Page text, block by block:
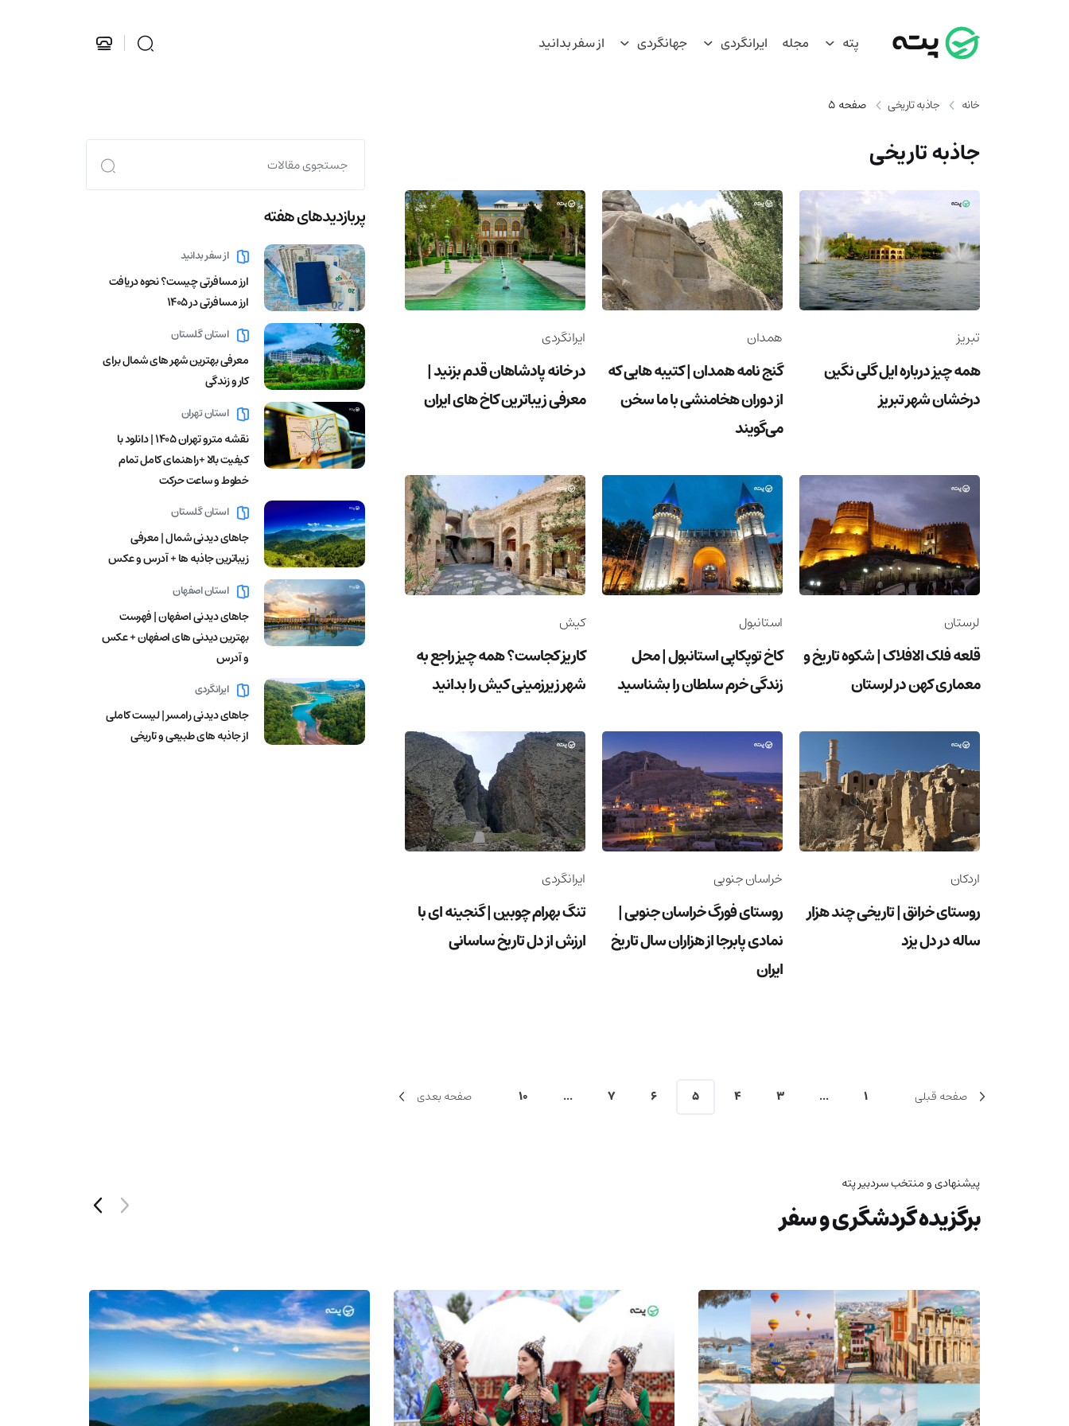
پته مجله ایرانگردی جهانگردی از سفر بدانید
خانه جاذبه تاریخی صفحه 5
جاذبه تاریخی
تبریز
همه چیز درباره ایل گلی نگین
درخشان شهر تبریز
همدان
گنج نامه همدان | کتیبه هایی که
از دوران هخامنشی با ما سخن
می‌گویند
ایرانگردی
در خانه پادشاهان قدم بزنید |
معرفی زیباترین کاخ های ایران
لرستان
قلعه فلک الافلاک | شکوه تاریخ و
معماری کهن در لرستان
استانبول
کاخ توپکاپی استانبول | محل
زندگی خرم سلطان را بشناسید
کیش
کاریز کجاست؟ همه چیز راجع به
شهر زیرزمینی کیش را بدانید
اردکان
روستای خرانق | تاریخی چند هزار
ساله در دل یزد
خراسان جنوبی
روستای فورگ خراسان جنوبی |
نمادی پابرجا از هزاران سال تاریخ
ایران
ایرانگردی
تنگ بهرام چوبین | گنجینه ای با
ارزش از دل تاریخ ساسانی
صفحه قبلی 1
...
3
4
5
6
7
...
10 صفحه بعدی
پربازدید‌های هفته
از سفر بدانید
ارز مسافرتی چیست؟ نحوه دریافت
ارز مسافرتی در 1405
استان گلستان
معرفی بهترین شهر های شمال برای
کار و زندگی
استان تهران
نقشه مترو تهران ۱۴۰۵ | دانلود با
کیفیت بالا +راهنمای کامل تمام
خطوط و ساعت حرکت
استان گلستان
جاهای دیدنی شمال | معرفی
زیباترین جاذبه ها + آدرس و عکس
استان اصفهان
جاهای دیدنی اصفهان | فهرست
بهترین دیدنی های اصفهان + عکس
و آدرس
ایرانگردی
جاهای دیدنی رامسر | لیست کاملی
از جاذبه های طبیعی و تاریخی
پیشنهادی و منتخب سردبیر پته
برگزیده گردشگری و سفر